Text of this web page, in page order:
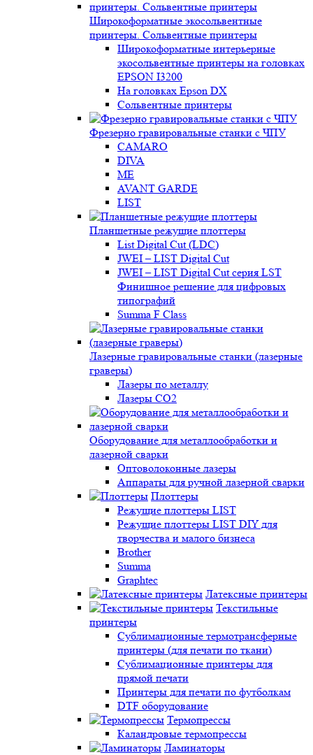
Широкоформатные экосольвентные
принтеры. Сольвентные принтеры
Широкоформатные интерьерные
экосольвентные принтеры на головках
EPSON I3200
На головках Epson DX
Сольвентные принтеры
Фрезерно гравировальные станки с ЧПУ
CAMARO
DIVA
ME
AVANT GARDE
LIST
Планшетные режущие плоттеры
List Digital Cut (LDC)
JWEI – LIST Digital Cut
JWEI – LIST Digital Cut серия LST
Финишное решение для цифровых
типографий
Summa F Class
Лазерные гравировальные станки (лазерные
граверы)
Лазеры по металлу
Лазеры CO2
Оборудование для металлообработки и
лазерной сварки
Оптоволоконные лазеры
Аппараты для ручной лазерной сварки
Плоттеры
Режущие плоттеры LIST
Режущие плоттеры LIST DIY для
творчества и малого бизнеса
Brother
Summa
Graphtec
Латексные принтеры
Текстильные
принтеры
Сублимационные термотрансферные
принтеры (для печати по ткани)
Сублимационные принтеры для
прямой печати
Принтеры для печати по футболкам
DTF оборудование
Термопрессы
Каландровые термопрессы
Ламинаторы